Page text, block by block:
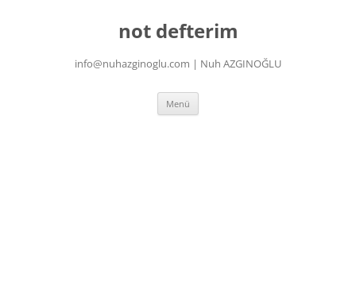
not defterim
info@nuhazginoglu.com | Nuh AZGINOĞLU
Menü